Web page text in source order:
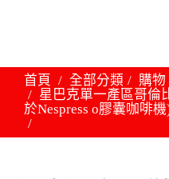
首頁 全部分類
購物
星巴克單一產區哥倫
於Nespress o膠囊咖啡